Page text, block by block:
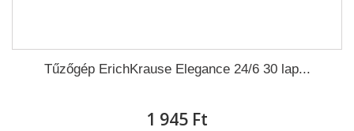
Tűzőgép ErichKrause Elegance 24/6 30 lap...
1 945 Ft‎